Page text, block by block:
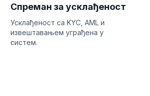
Спреман за усклађеност
Усклађеност са KYC, AML и
извештавањем уграђена у
систем.